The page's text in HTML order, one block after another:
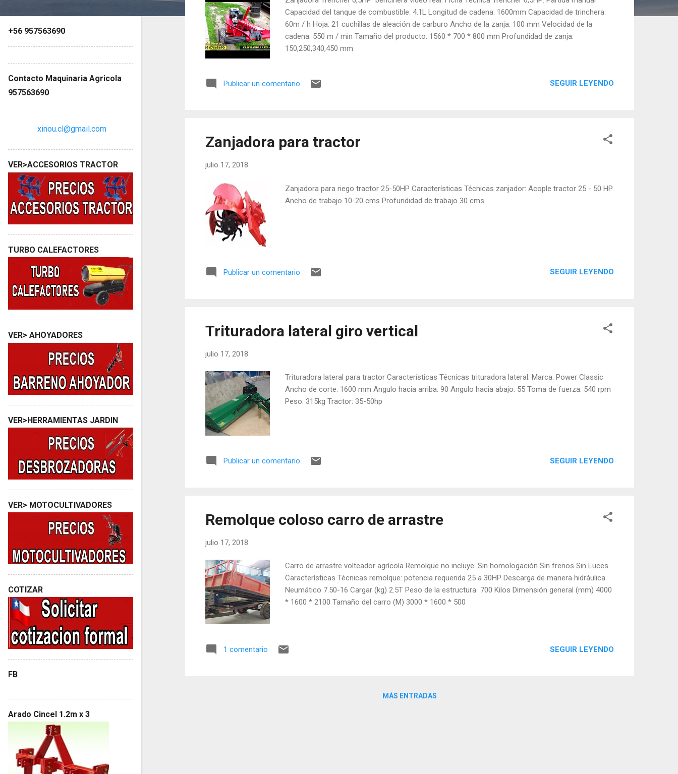
Capacidad del tanque de combustible: 4.1L Longitud de cadena: 1600mm Capacidad de trinchera:
60m / h Hoja: 21 cuchillas de aleación de carburo Ancho de la zanja: 100 mm Velocidad de la
cadena: 550 m / min Tamaño del producto: 1560 * 700 * 800 mm Profundidad de zanja:
150,250,340,450 mm
Publicar un comentario SEGUIR LEYENDO
Zanjadora para tractor
julio 17, 2018
Zanjadora para riego tractor 25-50HP Características Técnicas zanjador: Acople tractor 25 - 50 HP
Ancho de trabajo 10-20 cms Profundidad de trabajo 30 cms
Publicar un comentario SEGUIR LEYENDO
Trituradora lateral giro vertical
julio 17, 2018
Trituradora lateral para tractor Características Técnicas trituradora lateral: Marca: Power Classic
Ancho de corte: 1600 mm Angulo hacia arriba: 90 Angulo hacia abajo: 55 Toma de fuerza: 540 rpm
Peso: 315kg Tractor: 35-50hp
Publicar un comentario SEGUIR LEYENDO
Remolque coloso carro de arrastre
julio 17, 2018
Carro de arrastre volteador agrícola Remolque no incluye: Sin homologación Sin frenos Sin Luces
Características Técnicas remolque: potencia requerida 25 a 30HP Descarga de manera hidráulica
Neumático 7.50-16 Cargar (kg) 2.5T Peso de la estructura 700 Kilos Dimensión general (mm) 4000
* 1600 * 2100 Tamaño del carro (M) 3000 * 1600 * 500
1 comentario SEGUIR LEYENDO
MÁS ENTRADAS
+56 957563690
Contacto Maquinaria Agricola
957563690
xinou.cl@gmail.com
VER>ACCESORIOS TRACTOR
TURBO CALEFACTORES
VER> AHOYADORES
VER>HERRAMIENTAS JARDIN
VER> MOTOCULTIVADORES
COTIZAR
FB
Arado Cincel 1.2m x 3